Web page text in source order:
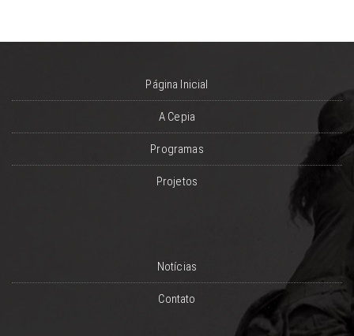
Página Inicial
A Cepia
Programas
Projetos
Notícias
Contato